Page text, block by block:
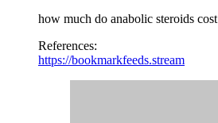
how much do anabolic steroids cost
References:
https://bookmarkfeeds.stream